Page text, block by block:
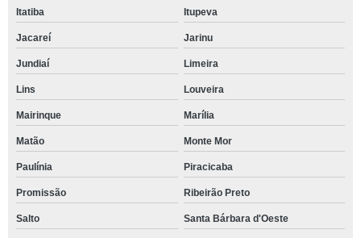
Itatiba Itupeva
Jacareí Jarinu
Jundiaí Limeira
Lins Louveira
Mairinque Marília
Matão Monte Mor
Paulínia Piracicaba
Promissão Ribeirão Preto
Salto Santa Bárbara d'Oeste